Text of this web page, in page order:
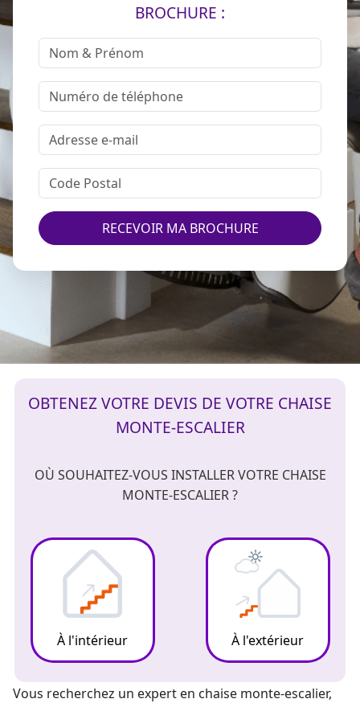
BROCHURE :
RECEVOIR MA BROCHURE
OBTENEZ VOTRE DEVIS DE VOTRE CHAISE
MONTE-ESCALIER
OÙ SOUHAITEZ-VOUS INSTALLER VOTRE CHAISE
MONTE-ESCALIER ?
À l'intérieur À l'extérieur
Vous recherchez un expert en chaise monte-escalier,